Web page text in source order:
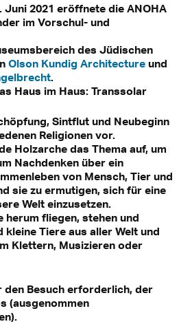
Juni 2021 eröffnete die ANOHA
im Vorschul- und
des Jüdischen
Olson Kundig Architecture und
.
Haus im Haus: Transsolar
Sintflut und Neubeginn
Religionen vor.
Holzarche das Thema auf, um
Nachdenken über ein
von Mensch, Tier und
sie zu ermutigen, sich für eine
Welt einzusetzen.
herum fliegen, stehen und
Tiere aus aller Welt und
Klettern, Musizieren oder
den Besuch erforderlich, der
(ausgenommen